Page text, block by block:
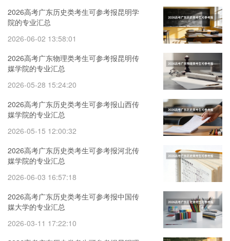
2026高考广东历史类考生可参考报昆明学
院的专业汇总
2026-06-02 13:58:01
2026高考广东物理类考生可参考报昆明传
媒学院的专业汇总
2026-05-28 15:24:20
2026高考广东历史类考生可参考报山西传
媒学院的专业汇总
2026-05-15 12:00:32
2026高考广东历史类考生可参考报河北传
媒学院的专业汇总
2026-06-03 16:57:18
2026高考广东历史类考生可参考报中国传
媒大学的专业汇总
2026-03-11 17:22:10